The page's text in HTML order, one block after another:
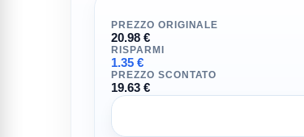
PREZZO ORIGINALE
20.98 €
RISPARMI
1.35 €
PREZZO SCONTATO
19.63 €